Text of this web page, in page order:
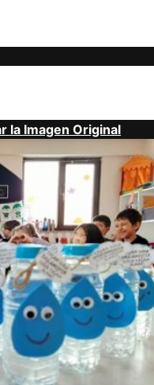
la Imagen Original